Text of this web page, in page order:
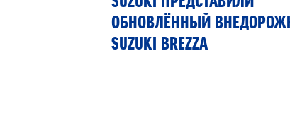
ОБНОВЛЁННЫЙ
SUZUKI BREZZA